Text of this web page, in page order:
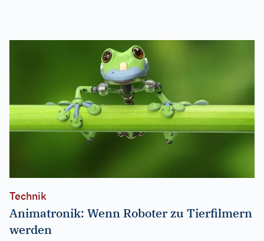
Technik
Animatronik: Wenn Roboter zu Tierfilmern
werden